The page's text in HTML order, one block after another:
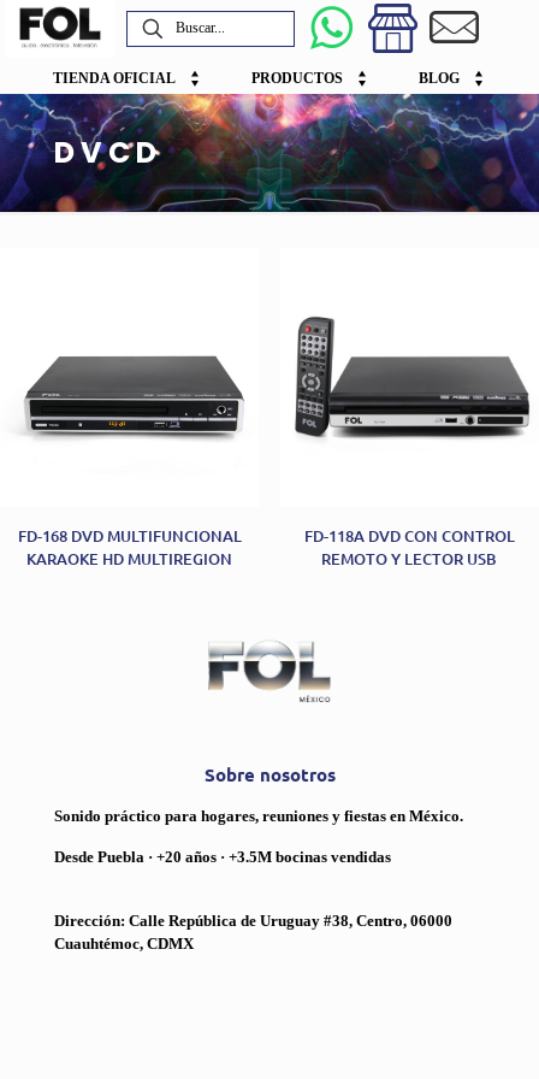
TIENDA OFICIAL PRODUCTOS BLOG
DVCD
FD-168 DVD MULTIFUNCIONAL
KARAOKE HD MULTIREGION
FD-118A DVD CON CONTROL
REMOTO Y LECTOR USB
Sobre nosotros
Sonido práctico para hogares, reuniones y fiestas en México.
Desde Puebla · +20 años · +3.5M bocinas vendidas
Dirección: Calle República de Uruguay #38, Centro, 06000
Cuauhtémoc, CDMX